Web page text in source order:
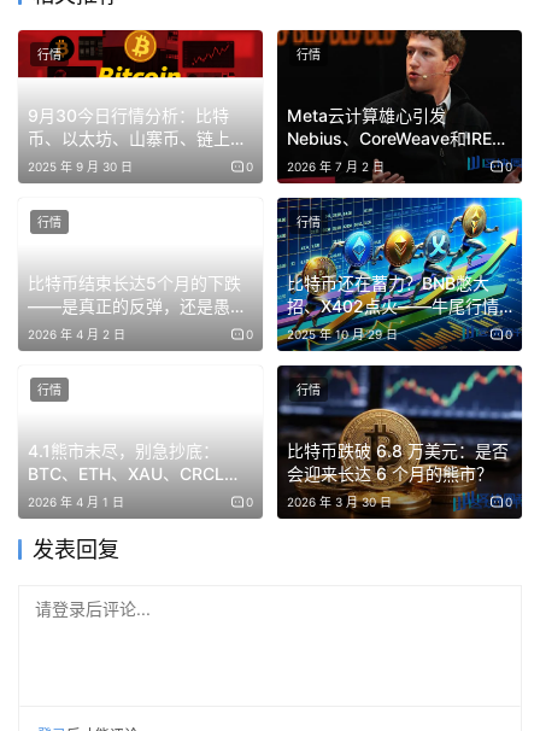
盘面太强势了基本不回踩，尤其SOL、AVAX、HYPE、
BCH、BNB都是走势最强的。这下BNB突破1000没啥悬
念，现在它已经涨到995了，即将到达分析目标。大家，能
9月30今日行情分析：比特
币、以太坊、山寨币、链上土
狗策略！MEME回归，主线锁
定4大板块！
2025 年 9 月 30 日 0
行情
Meta云计算雄心引发
Nebius、CoreWeave和IREN
股价暴跌
2026 年 7 月 2 日 0
行情
比特币结束长达5个月的下跌
——是真正的反弹，还是愚人
节的炒作？
2026 年 4 月 2 日 0
行情
比特币还在蓄力？BNB憋大
招、X402点火——牛尾行情
的味儿又回来了！
2025 年 10 月 29 日 0
行情
4.1熊市未尽，别急抄底：
BTC、ETH、XAU、CRCL行
情趋势解析
2026 年 4 月 1 日 0
行情
比特币跌破 6.8 万美元：是否
会迎来长达 6 个月的熊市？
2026 年 3 月 30 日 0
行情
发表回复
请登录后评论...